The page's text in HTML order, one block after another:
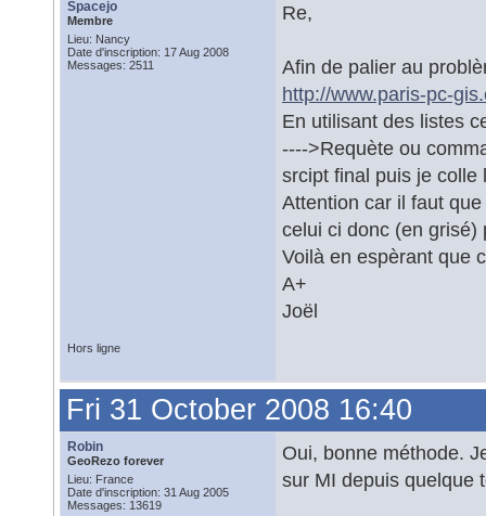
Spacejo
Membre
Lieu: Nancy
Date d'inscription: 17 Aug 2008
Messages: 2511
Re,
Afin de palier au
http://www.paris-pc-
En utilisant des listes
---->Requète ou
srcipt final puis je colle
Attention car il faut
celui ci donc (en grisé)
Voilà en espèrant que
A+
Joël
Hors ligne
Fri 31 October 2008 16:40
Robin
GeoRezo forever
Lieu: France
Date d'inscription: 31 Aug 2005
Messages: 13619
Oui, bonne méthode.
sur MI depuis quelque